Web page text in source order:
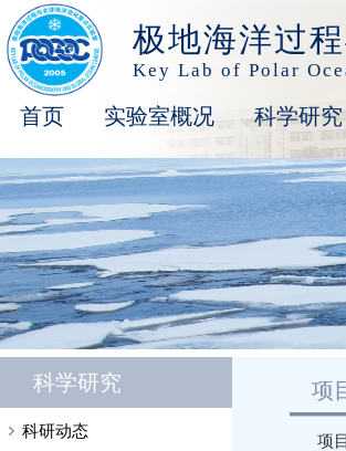
极地海洋过
Key Lab of Polar
首页 实验室概况 科学研究
科学研究
科研动态
项
项